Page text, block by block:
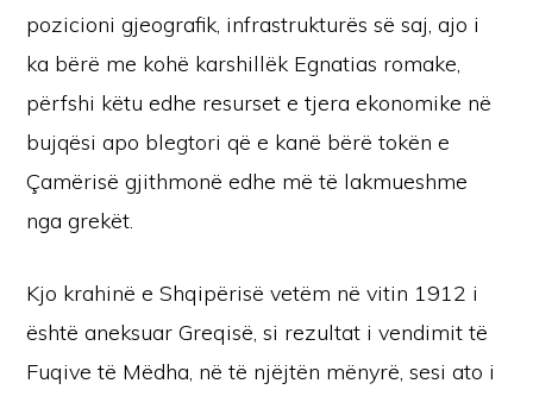
pozicioni gjeografik, infrastrukturës së saj, ajo i
ka bërë me kohë karshillëk Egnatias romake,
përfshi këtu edhe resurset e tjera ekonomike në
bujqësi apo blegtori që e kanë bërë tokën e
Çamërisë gjithmonë edhe më të lakmueshme
nga grekët.
Kjo krahinë e Shqipërisë vetëm në vitin 1912 i
është aneksuar Greqisë, si rezultat i vendimit të
Fuqive të Mëdha, në të njëjtën mënyrë, sesi ato i